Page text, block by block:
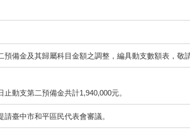
預備金及其歸屬科目金額之調整，編具動支數額表，敬
動支第二預備金共計1,940,000元。
臺中市和平區民代表會審議。